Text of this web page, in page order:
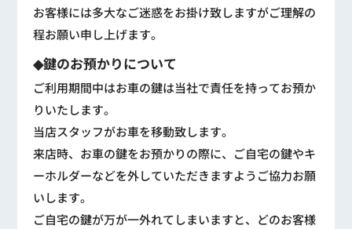
お客様には多大なご迷惑をお掛け致しますがご理解の
程お願い申し上げます。
◆鍵のお預かりについて
ご利用期間中はお車の鍵は当社で責任を持ってお預か
りいたします。
当店スタッフがお車を移動致します。
来店時、お車の鍵をお預かりの際に、ご自宅の鍵やキ
ーホルダーなどを外していただきますようご協力お願
いします。
ご自宅の鍵が万が一外れてしまいますと、どのお客様